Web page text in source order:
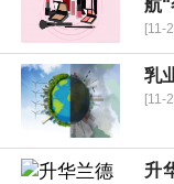
航
[11-
乳
[11-
升